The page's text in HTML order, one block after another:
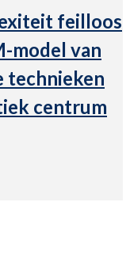
feilloos
model van
technieken
centrum